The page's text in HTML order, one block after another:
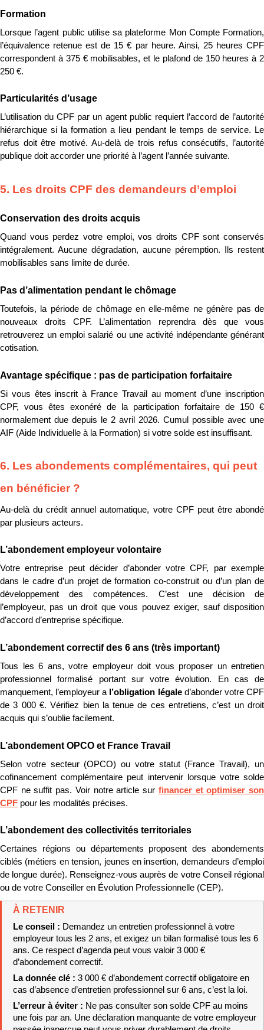
Formation
Lorsque l’agent public utilise sa plateforme Mon Compte Formation,
l’équivalence retenue est de 15 € par heure. Ainsi, 25 heures CPF
correspondent à 375 € mobilisables, et le plafond de 150 heures à 2
250 €.
Particularités d’usage
L’utilisation du CPF par un agent public requiert l’accord de l’autorité
hiérarchique si la formation a lieu pendant le temps de service. Le
refus doit être motivé. Au-delà de trois refus consécutifs, l’autorité
publique doit accorder une priorité à l’agent l’année suivante.
5. Les droits CPF des demandeurs d’emploi
Conservation des droits acquis
Quand vous perdez votre emploi, vos droits CPF sont conservés
intégralement. Aucune dégradation, aucune péremption. Ils restent
mobilisables sans limite de durée.
Pas d’alimentation pendant le chômage
Toutefois, la période de chômage en elle-même ne génère pas de
nouveaux droits CPF. L’alimentation reprendra dès que vous
retrouverez un emploi salarié ou une activité indépendante générant
cotisation.
Avantage spécifique : pas de participation forfaitaire
Si vous êtes inscrit à France Travail au moment d’une inscription
CPF, vous êtes exonéré de la participation forfaitaire de 150 €
normalement due depuis le 2 avril 2026. Cumul possible avec une
AIF (Aide Individuelle à la Formation) si votre solde est insuffisant.
6. Les abondements complémentaires, qui peut
en bénéficier ?
Au-delà du crédit annuel automatique, votre CPF peut être abondé
par plusieurs acteurs.
L’abondement employeur volontaire
Votre entreprise peut décider d’abonder votre CPF, par exemple
dans le cadre d’un projet de formation co-construit ou d’un plan de
développement des compétences. C’est une décision de
l’employeur, pas un droit que vous pouvez exiger, sauf disposition
d’accord d’entreprise spécifique.
L’abondement correctif des 6 ans (très important)
Tous les 6 ans, votre employeur doit vous proposer un entretien
professionnel formalisé portant sur votre évolution. En cas de
manquement, l’employeur a l’obligation légale d’abonder votre CPF
de 3 000 €. Vérifiez bien la tenue de ces entretiens, c’est un droit
acquis qui s’oublie facilement.
L’abondement OPCO et France Travail
Selon votre secteur (OPCO) ou votre statut (France Travail), un
cofinancement complémentaire peut intervenir lorsque votre solde
CPF ne suffit pas. Voir notre article sur financer et optimiser son
CPF pour les modalités précises.
L’abondement des collectivités territoriales
Certaines régions ou départements proposent des abondements
ciblés (métiers en tension, jeunes en insertion, demandeurs d’emploi
de longue durée). Renseignez-vous auprès de votre Conseil régional
ou de votre Conseiller en Évolution Professionnelle (CEP).
À RETENIR
Le conseil : Demandez un entretien professionnel à votre
employeur tous les 2 ans, et exigez un bilan formalisé tous les 6
ans. Ce respect d’agenda peut vous valoir 3 000 €
d’abondement correctif.
La donnée clé : 3 000 € d’abondement correctif obligatoire en
cas d’absence d’entretien professionnel sur 6 ans, c’est la loi.
L’erreur à éviter : Ne pas consulter son solde CPF au moins
une fois par an. Une déclaration manquante de votre employeur